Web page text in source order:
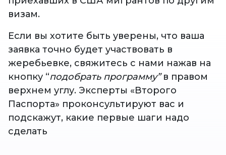
визам.
Если вы хотите быть уверены, что ваша
заявка точно будет участвовать в
жеребьевке, свяжитесь с нами нажав на
кнопку “подобрать программу”в правом
верхнем углу. Эксперты «Второго
Паспорта» проконсультируют вас и
подскажут, какие первые шаги надо
сделать